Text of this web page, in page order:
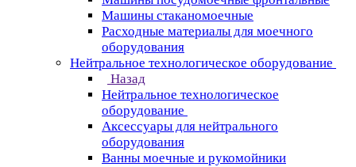
Машины стаканомоечные
Расходные материалы для моечного
оборудования
Нейтральное технологическое оборудование
Назад
Нейтральное технологическое
оборудование
Аксессуары для нейтрального
оборудования
Ванны моечные и рукомойники